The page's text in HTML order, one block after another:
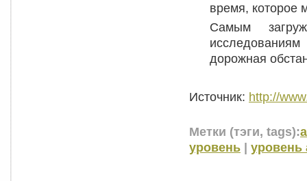
время, которое
Самым
дорожная
Источник: http://
Метки (тэги, tags):
уровень | уровень